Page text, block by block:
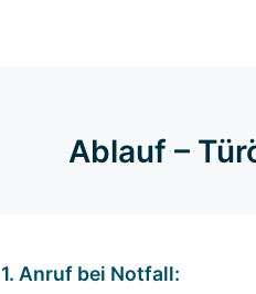
Ablauf –
1. Anruf bei Notfall: